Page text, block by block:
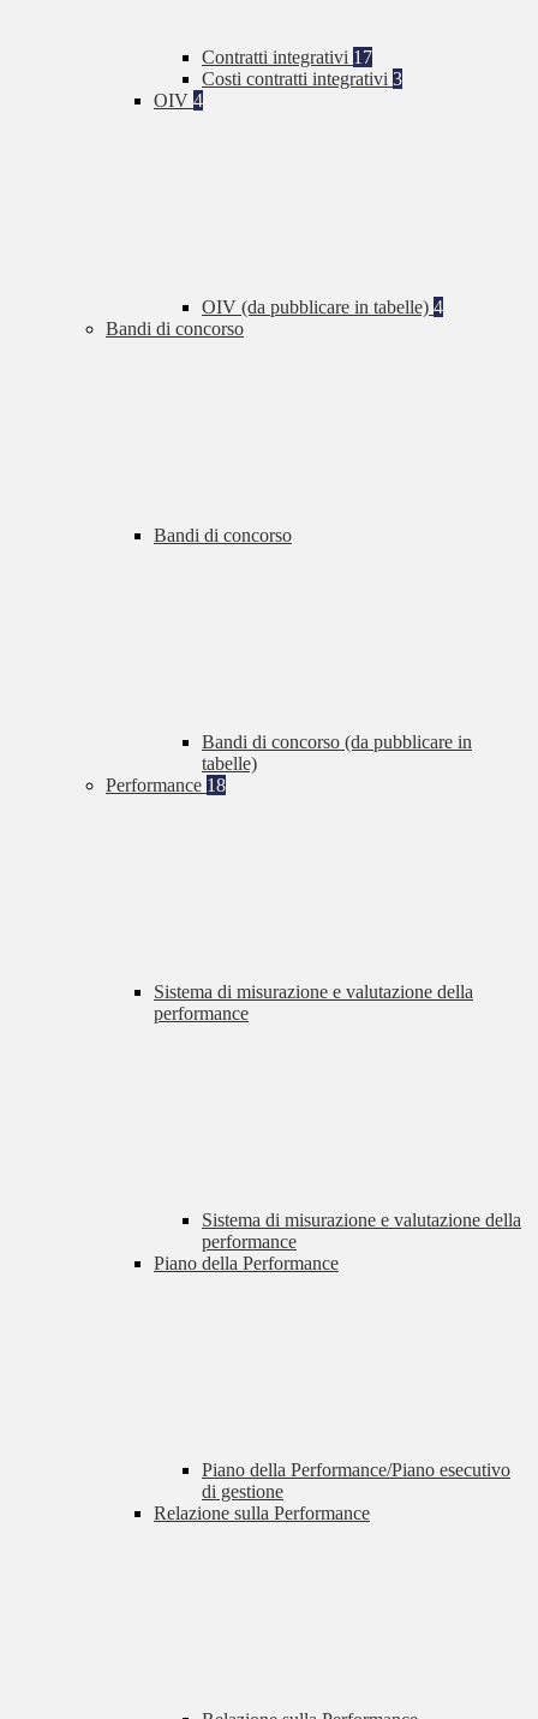
Contratti integrativi 17
Costi contratti integrativi 3
OIV 4
OIV (da pubblicare in tabelle) 4
Bandi di concorso
Bandi di concorso
Bandi di concorso (da pubblicare in
tabelle)
Performance 18
Sistema di misurazione e valutazione della
performance
Sistema di misurazione e valutazione della
performance
Piano della Performance
Piano della Performance/Piano esecutivo
di gestione
Relazione sulla Performance